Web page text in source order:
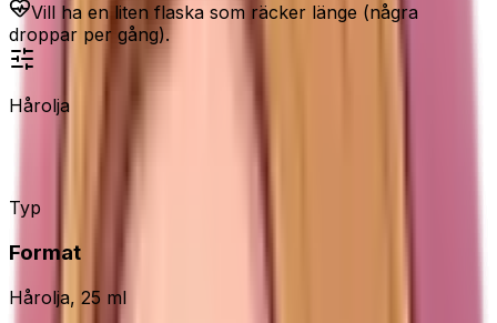
Vill ha en liten flaska som räcker länge (några
droppar per gång).
Hårolja
Moroccanoil Treatment
Typ
Format
Hårolja, 25 ml